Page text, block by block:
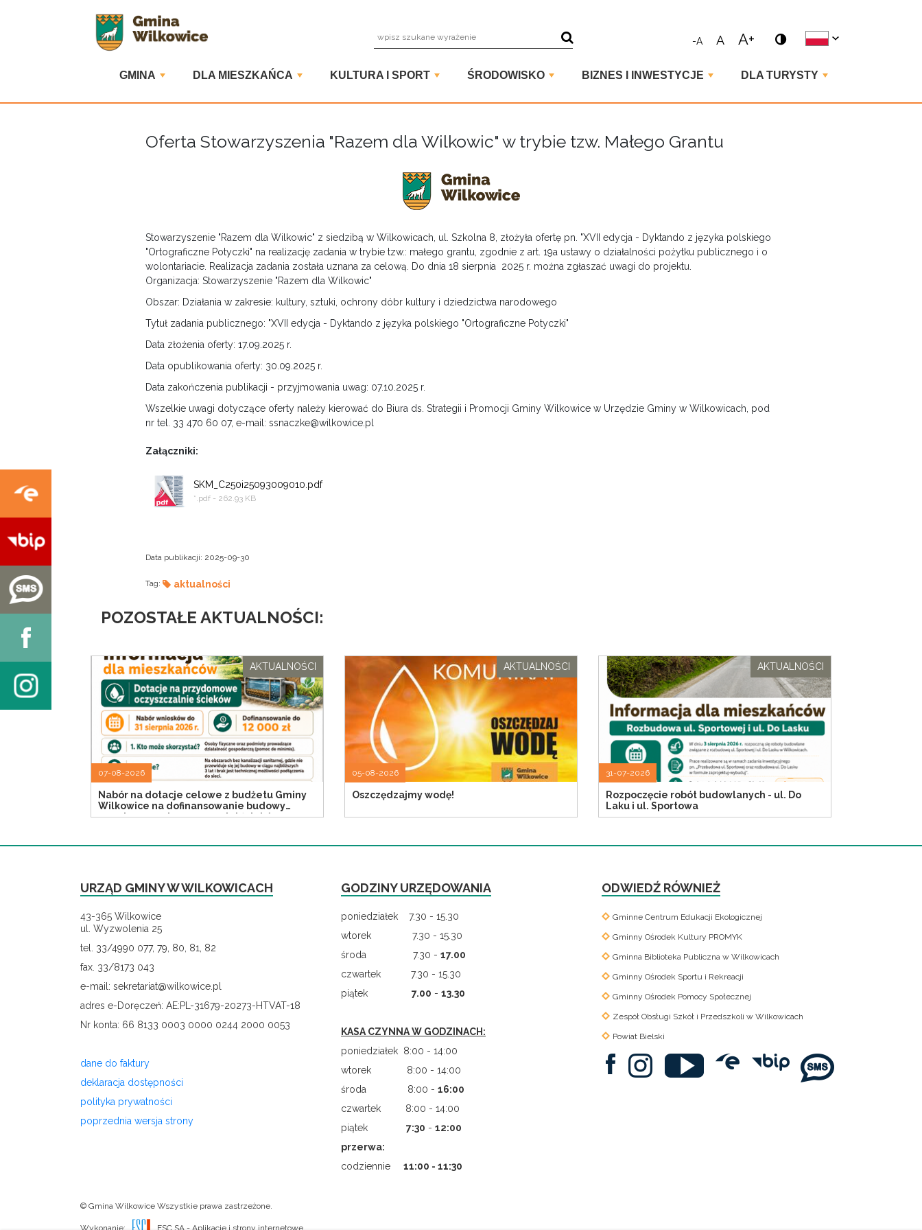
-A A A+
GMINA DLA MIESZKAŃCA KULTURA I SPORT ŚRODOWISKO BIZNES I INWESTYCJE DLA TURYSTY
Oferta Stowarzyszenia "Razem dla Wilkowic" w trybie tzw. Małego Grantu
Stowarzyszenie "Razem dla Wilkowic" z siedzibą w Wilkowicach, ul. Szkolna 8, złożyła ofertę pn. "XVII edycja - Dyktando z języka polskiego
"Ortograficzne Potyczki" na realizację zadania w trybie tzw.: małego grantu, zgodnie z art. 19a ustawy o działalności pożytku publicznego i o
wolontariacie. Realizacja zadania została uznana za celową. Do dnia 18 sierpnia 2025 r. można zgłaszać uwagi do projektu.
Organizacja: Stowarzyszenie "Razem dla Wilkowic"
Obszar: Działania w zakresie: kultury, sztuki, ochrony dóbr kultury i dziedzictwa narodowego
Tytuł zadania publicznego: "XVII edycja - Dyktando z języka polskiego "Ortograficzne Potyczki"
Data złożenia oferty: 17.09.2025 r.
Data opublikowania oferty: 30.09.2025 r.
Data zakończenia publikacji - przyjmowania uwag: 07.10.2025 r.
Wszelkie uwagi dotyczące oferty należy kierować do Biura ds. Strategii i Promocji Gminy Wilkowice w Urzędzie Gminy w Wilkowicach, pod
nr tel. 33 470 60 07, e-mail: ssnaczke@wilkowice.pl
Załączniki:
SKM_C250i25093009010.pdf
*.pdf - 262.93 KB
Data publikacji: 2025-09-30
Tag: aktualności
POZOSTAŁE AKTUALNOŚCI:
07-08-2026
Nabór na dotacje celowe z budżetu Gminy
Wilkowice na dofinansowanie budowy
przydomowych oczyszczalni ścieków
AKTUALNOŚCI
05-08-2026
Oszczędzajmy wodę!
AKTUALNOŚCI
31-07-2026
Rozpoczęcie robót budowlanych - ul. Do
Laku i ul. Sportowa
AKTUALNOŚCI
URZĄD GMINY W WILKOWICACH
43-365 Wilkowice
ul. Wyzwolenia 25
tel. 33/4990 077, 79, 80, 81, 82
fax. 33/8173 043
e-mail: sekretariat@wilkowice.pl
adres e-Doręczeń: AE:PL-31679-20273-HTVAT-18
Nr konta: 66 8133 0003 0000 0244 2000 0053
dane do faktury
deklaracja dostępności
polityka prywatności
poprzednia wersja strony
GODZINY URZĘDOWANIA
poniedziałek 7.30 - 15.30
wtorek 7.30 - 15.30
środa 7.30 - 17.00
czwartek 7.30 - 15.30
piątek 7.00 - 13.30
KASA CZYNNA W GODZINACH:
poniedziałek 8:00 - 14:00
wtorek 8:00 - 14:00
środa 8:00 - 16:00
czwartek 8:00 - 14:00
piątek 7:30 - 12:00
przerwa:
codziennie
11:00 - 11:30
ODWIEDŹ RÓWNIEŻ
Gminne Centrum Edukacji Ekologicznej
Gminny Ośrodek Kultury PROMYK
Gminna Biblioteka Publiczna w Wilkowicach
Gminny Ośrodek Sportu i Rekreacji
Gminny Ośrodek Pomocy Społecznej
Zespół Obsługi Szkół i Przedszkoli w Wilkowicach
Powiat Bielski
© Gmina Wilkowice Wszystkie prawa zastrzeżone.
Wykonanie: ESC SA- Aplikacje i strony internetowe